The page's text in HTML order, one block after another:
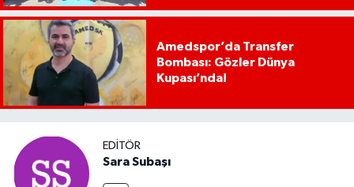
Amedspor’da Transfer
Bombası: Gözler Dünya
Kupası’nda!
EDITÖR
Sara Subaşı